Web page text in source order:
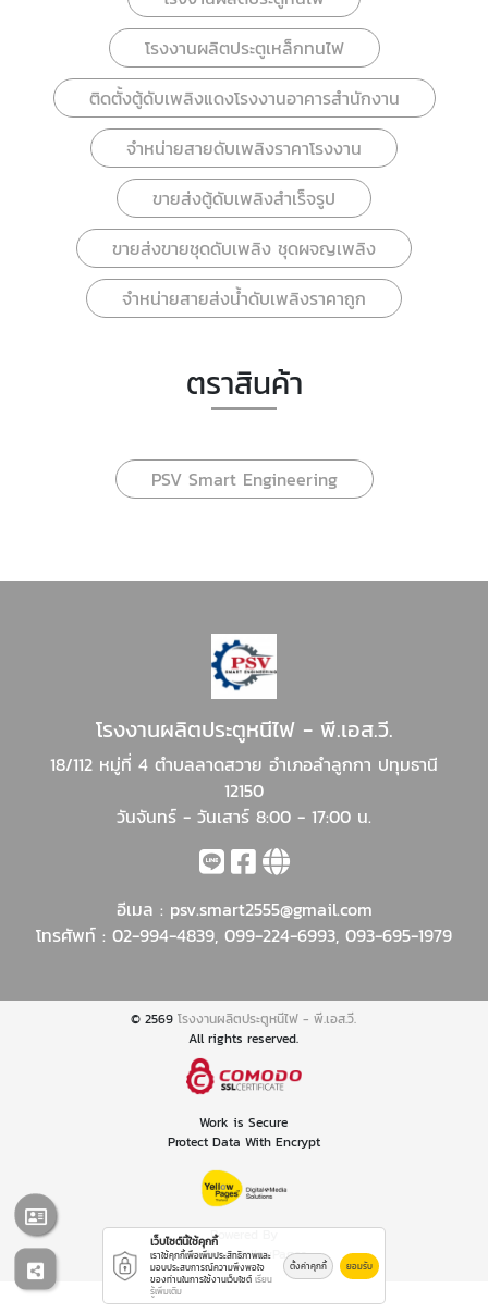
โรงงานผลิตประตูเหล็กทนไฟ
ติดตั้งตู้ดับเพลิงแดงโรงงานอาคารสำนักงาน
จำหน่ายสายดับเพลิงราคาโรงงาน
ขายส่งตู้ดับเพลิงสำเร็จรูป
ขายส่งขายชุดดับเพลิง ชุดผจญเพลิง
จำหน่ายสายส่งน้ำดับเพลิงราคาถูก
ตราสินค้า
PSV Smart Engineering
โรงงานผลิตประตูหนีไฟ - พี.เอส.วี.
18/112 หมู่ที่ 4 ตำบลลาดสวาย อำเภอลำลูกกา ปทุมธานี
12150
วันจันทร์ - วันเสาร์ 8:00 - 17:00 น.
อีเมล : psv.smart2555@gmail.com
โทรศัพท์ : 02-994-4839, 099-224-6993, 093-695-1979
© 2569โรงงานผลิตประตูหนีไฟ - พี.เอส.วี.
All rights reserved.
Work is Secure
Protect Data With Encrypt
Powered By
Thailand YellowPages
เว็บไซต์นี้ใช้คุกกี้
เราใช้คุกกี้เพื่อเพิ่มประสิทธิภาพและ
มอบประสบการณ์ความพึงพอใจ
ของท่านในการใช้งานเว็บไซต์ เรียน
รู้เพิ่มเติม
ตั้งค่าคุกกี้ ยอมรับ